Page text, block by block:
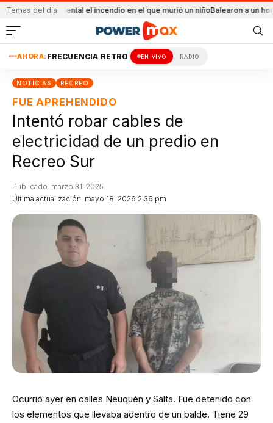
Temas del día
accidental el incendio en el que murió un niñoBalearon a un hombre en
AHORA: FRECUENCIA RETRO EN VIVO RADIO
NOTICIAS RECREO
FUE APREHENDIDO
Intentó robar cables de
electricidad de un predio en
Recreo Sur
Última actualización: mayo 18, 2026 2:36 pm
Publicado: marzo 31, 2025
Ocurrió ayer en calles Neuquén y Salta. Fue detenido con
los elementos que llevaba adentro de un balde. Tiene 29